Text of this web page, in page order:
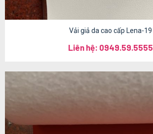
Vải giả da cao cấp Lena-19
Liên hệ: 0949.59.5555